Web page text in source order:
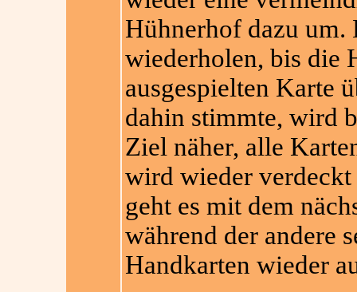
Hühnerhof dazu um.
wiederholen, bis die
ausgespielten Karte
dahin stimmte, wird
Ziel näher, alle
wird wieder
geht es mit dem
während der andere
Handkarten wieder